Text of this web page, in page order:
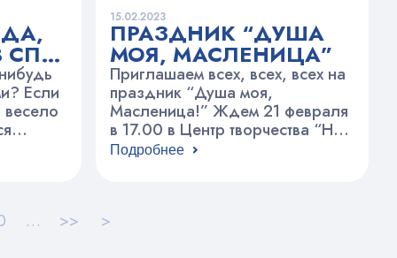
СП
Если
весело
и
15.02.2023
ПРАЗДНИК “ДУША
МОЯ, МАСЛЕНИЦА”
Приглашаем всех, всех, всех на
праздник “Душа моя,
Масленица!” Ждем 21 февраля
в 17.00 в Центр творчества “На
Вадковском” по адресу:
Подробнее
… >> >